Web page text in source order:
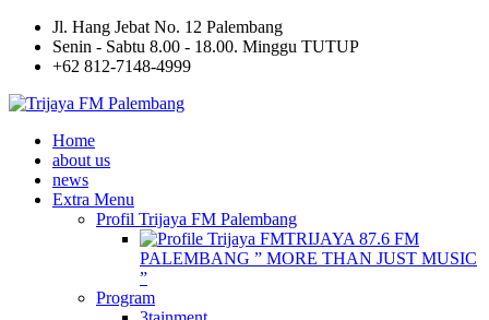
Jl. Hang Jebat No. 12 Palembang
Senin - Sabtu 8.00 - 18.00. Minggu TUTUP
+62 812-7148-4999
Home
about us
news
Extra Menu
Profil Trijaya FM Palembang
TRIJAYA 87.6 FM
PALEMBANG ” MORE THAN JUST MUSIC
”
Program